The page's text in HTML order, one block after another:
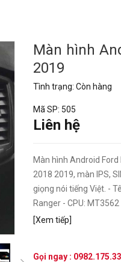
Màn hình
2019
Tình trạng: Còn hàng
Mã SP: 505
Liên hệ
Màn hình Android
2018 2019, màn IPS,
giọng nói tiếng Việt. -
Ranger - CPU: MT3562
[Xem tiếp]
Gọi ngay :